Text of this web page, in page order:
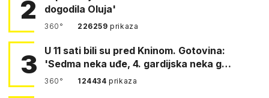
2
dogodila Oluja'
360° 226259prikaza
3
U 11 sati bili su pred Kninom. Gotovina:
'Sedma neka uđe, 4. gardijska neka g…
360° 124434prikaza